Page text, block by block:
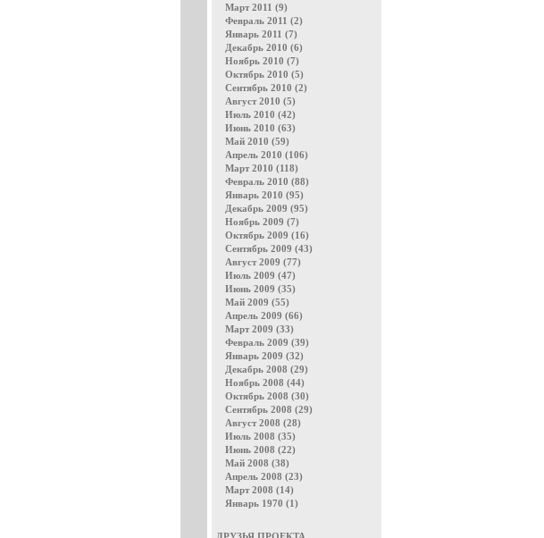
Март 2011 (9)
Февраль 2011 (2)
Январь 2011 (7)
Декабрь 2010 (6)
Ноябрь 2010 (7)
Октябрь 2010 (5)
Сентябрь 2010 (2)
Август 2010 (5)
Июль 2010 (42)
Июнь 2010 (63)
Май 2010 (59)
Апрель 2010 (106)
Март 2010 (118)
Февраль 2010 (88)
Январь 2010 (95)
Декабрь 2009 (95)
Ноябрь 2009 (7)
Октябрь 2009 (16)
Сентябрь 2009 (43)
Август 2009 (77)
Июль 2009 (47)
Июнь 2009 (35)
Май 2009 (55)
Апрель 2009 (66)
Март 2009 (33)
Февраль 2009 (39)
Январь 2009 (32)
Декабрь 2008 (29)
Ноябрь 2008 (44)
Октябрь 2008 (30)
Сентябрь 2008 (29)
Август 2008 (28)
Июль 2008 (35)
Июнь 2008 (22)
Май 2008 (38)
Апрель 2008 (23)
Март 2008 (14)
Январь 1970 (1)